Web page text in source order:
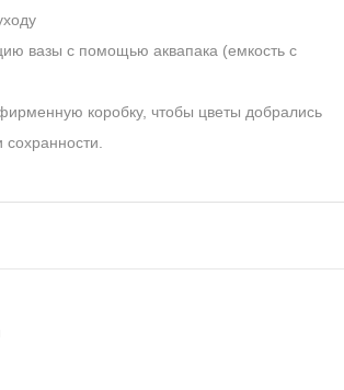
вазы с помощью аквапака (емкость с
коробку, чтобы цветы добрались